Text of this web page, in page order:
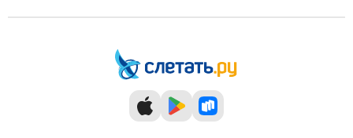
7 дней 8 дней
10 дней
12 дней
Июль Август
Октябрь
Декабрь